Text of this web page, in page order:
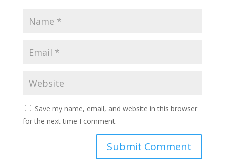
Save my name, email, and website in this browser
for the next time I comment.